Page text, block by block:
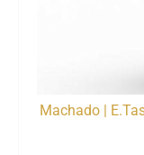
Machado |